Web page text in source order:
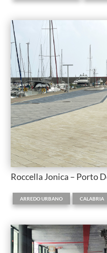
Roccella Jonica – Porto
ARREDO URBANO
,
CALABRIA